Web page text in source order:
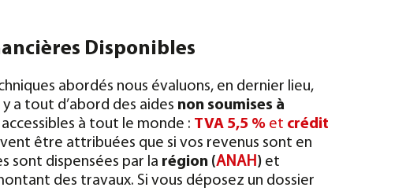
Disponibles
abordés nous évaluons, en dernier lieu,
y a tout d’abord des aides non soumises à
à tout le monde : TVA 5,5 % et crédit
être attribuées que si vos revenus sont en
sont dispensées par la région (ANAH) et
des travaux. Si vous déposez un dossier